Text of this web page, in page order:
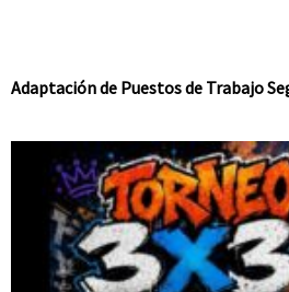
Adaptación de Puestos de Trabajo